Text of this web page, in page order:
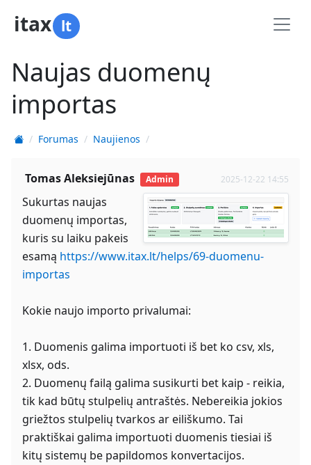
itax lt
Naujas duomenų
importas
Forumas Naujienos
Tomas Aleksiejūnas Admin 2025-12-22 14:55
Sukurtas naujas
duomenų importas,
kuris su laiku pakeis
esamą https://www.itax.lt/helps/69-duomenu-
importas
Kokie naujo importo privalumai:
1. Duomenis galima importuoti iš bet ko csv, xls,
xlsx, ods.
2. Duomenų failą galima susikurti bet kaip - reikia,
tik kad būtų stulpelių antraštės. Nebereikia jokios
griežtos stulpelių tvarkos ar eiliškumo. Tai
praktiškai galima importuoti duomenis tiesiai iš
kitų sistemų be papildomos konvertacijos.